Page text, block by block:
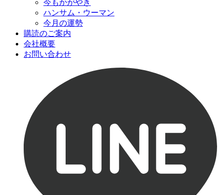
今もかがやき
ハンサム・ウーマン
今月の運勢
購読のご案内
会社概要
お問い合わせ